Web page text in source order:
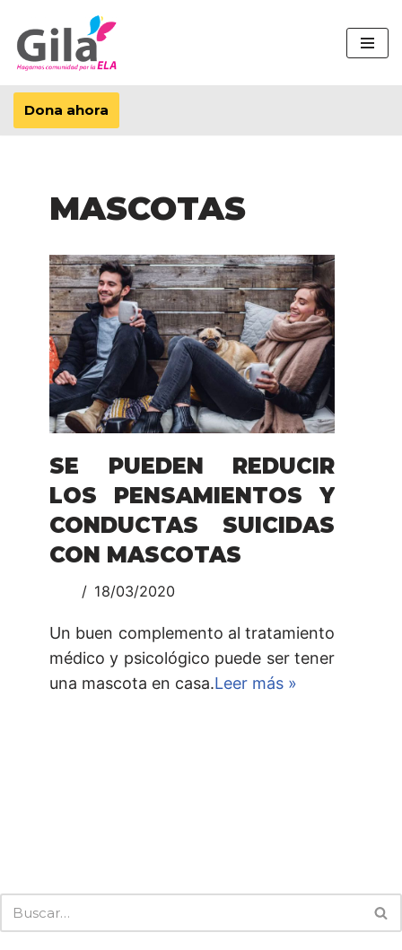
Saltar
al
contenido
Dona ahora
MASCOTAS
SE PUEDEN REDUCIR
LOS PENSAMIENTOS Y
CONDUCTAS SUICIDAS
CON MASCOTAS
18/03/2020
Un buen complemento al tratamiento
médico y psicológico puede ser tener
una mascota en casa.Leer más »